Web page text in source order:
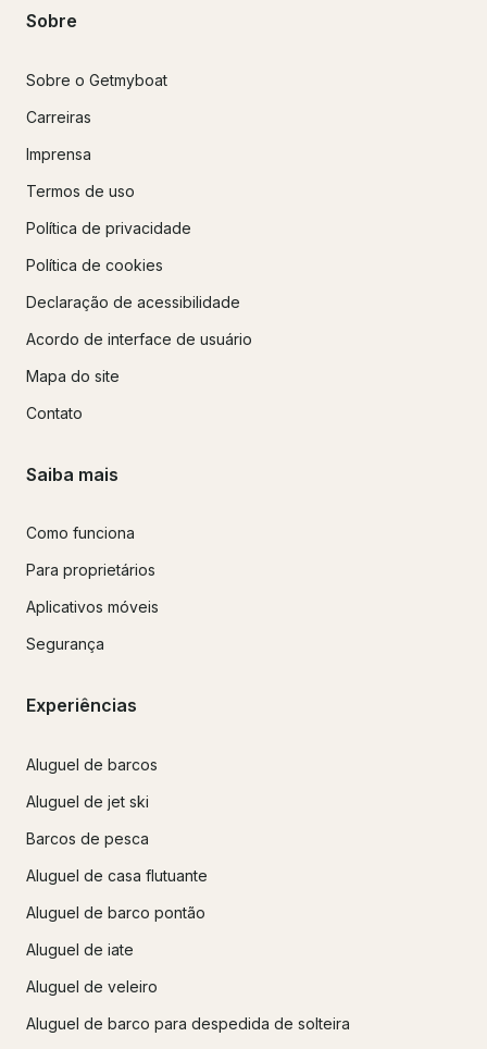
Sobre
Sobre o Getmyboat
Carreiras
Imprensa
Termos de uso
Política de privacidade
Política de cookies
Declaração de acessibilidade
Acordo de interface de usuário
Mapa do site
Contato
Saiba mais
Como funciona
Para proprietários
Aplicativos móveis
Segurança
Experiências
Aluguel de barcos
Aluguel de jet ski
Barcos de pesca
Aluguel de casa flutuante
Aluguel de barco pontão
Aluguel de iate
Aluguel de veleiro
Aluguel de barco para despedida de solteira